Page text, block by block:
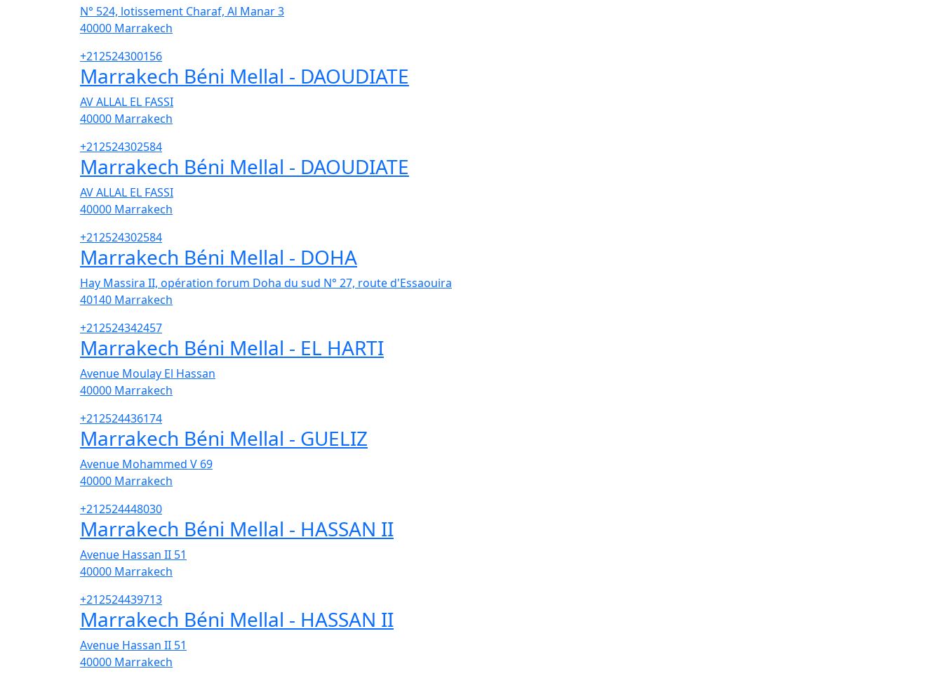
N° 524, lotissement Charaf, Al Manar 3
40000 Marrakech
+212524300156
Marrakech Béni Mellal - DAOUDIATE
AV ALLAL EL FASSI
40000 Marrakech
+212524302584
Marrakech Béni Mellal - DAOUDIATE
AV ALLAL EL FASSI
40000 Marrakech
+212524302584
Marrakech Béni Mellal - DOHA
Hay Massira II, opération forum Doha du sud N° 27, route d'Essaouira
40140 Marrakech
+212524342457
Marrakech Béni Mellal - EL HARTI
Avenue Moulay El Hassan
40000 Marrakech
+212524436174
Marrakech Béni Mellal - GUELIZ
Avenue Mohammed V 69
40000 Marrakech
+212524448030
Marrakech Béni Mellal - HASSAN II
Avenue Hassan II 51
40000 Marrakech
+212524439713
Marrakech Béni Mellal - HASSAN II
Avenue Hassan II 51
40000 Marrakech